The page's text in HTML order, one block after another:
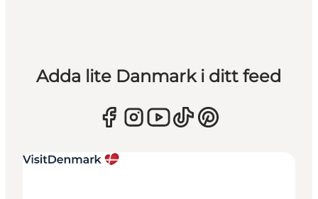
Adda lite Danmark i ditt feed